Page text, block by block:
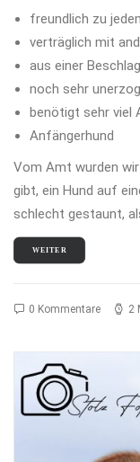
freundlich zu
verträglich mit
aus einer
noch sehr
benötigt sehr viel
Anfängerhund
Vom Amt wurden
gibt, ein Hund auf
schlecht gestaunt,
WEITER
0 Kommentare 2